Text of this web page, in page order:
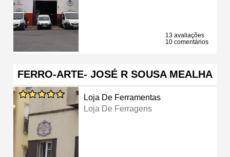
13 avaliações
10 comentários
FERRO-ARTE- JOSÉ R SOUSA MEALHA
Loja De Ferramentas
Loja De Ferragens